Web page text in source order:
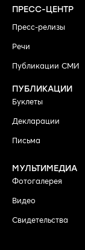
ПРЕСС-ЦЕНТР
Пресс-релизы
Речи
Публикации СМИ
ПУБЛИКАЦИИ
Буклеты
Декларации
Письма
МУЛЬТИМЕДИА
Фотогалерея
Видео
Свидетельства